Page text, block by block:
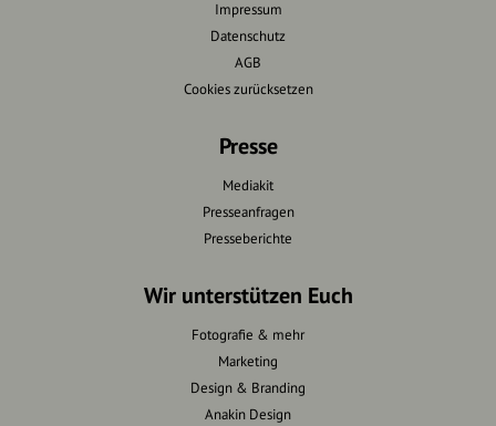
Impressum
Datenschutz
AGB
Cookies zurücksetzen
Presse
Mediakit
Presseanfragen
Presseberichte
Wir unterstützen Euch
Fotografie & mehr
Marketing
Design & Branding
Anakin Design